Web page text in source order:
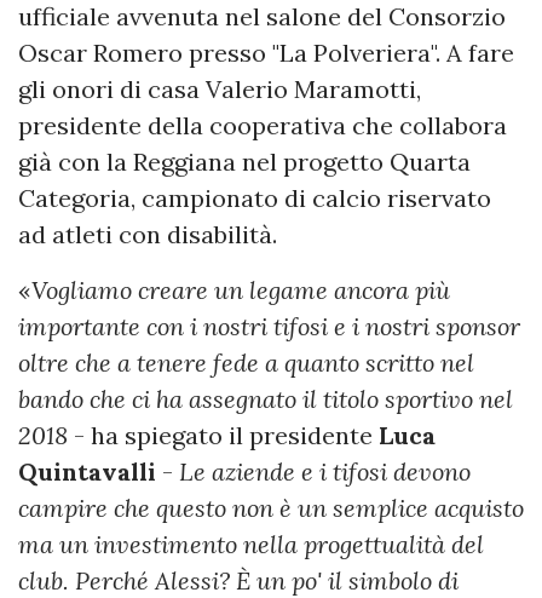
ufficiale avvenuta nel salone del Consorzio
Oscar Romero presso "La Polveriera". A fare
gli onori di casa Valerio Maramotti,
presidente della cooperativa che collabora
già con la Reggiana nel progetto Quarta
Categoria, campionato di calcio riservato
ad atleti con disabilità.
«Vogliamo creare un legame ancora più
importante con i nostri tifosi e i nostri sponsor
oltre che a tenere fede a quanto scritto nel
bando che ci ha assegnato il titolo sportivo nel
2018 - ha spiegato il presidente Luca
Quintavalli - Le aziende e i tifosi devono
campire che questo non è un semplice acquisto
ma un investimento nella progettualità del
club. Perché Alessi? È un po' il simbolo di